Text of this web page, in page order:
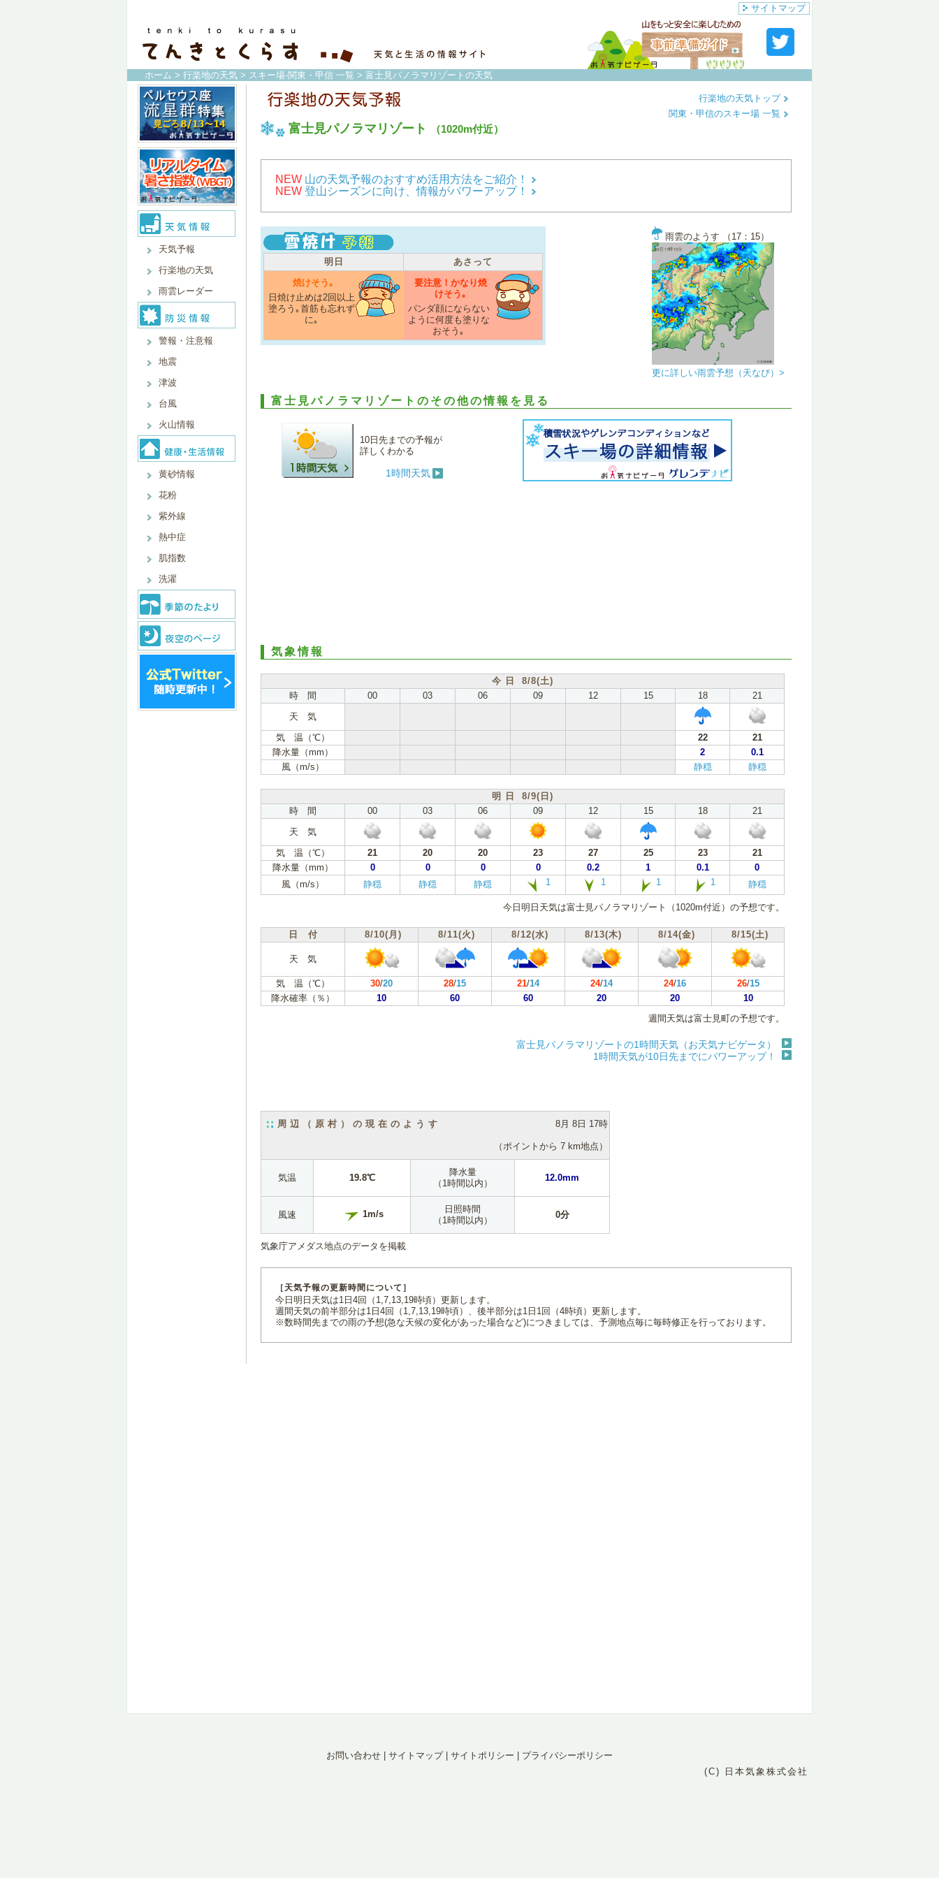
サイトマップ
ホーム > 行楽地の天気 > スキー場-関東・甲信 一覧 > 富士見パノラマリゾートの天気
天気予報
行楽地の天気
雨雲レーダー
警報・注意報
地震
津波
台風
火山情報
黄砂情報
花粉
紫外線
熱中症
肌指数
洗濯
富士見パノラマリゾート （1020m付近）
行楽地の天気トップ
関東・甲信のスキー場 一覧
NEW 山の天気予報のおすすめ活用方法をご紹介！
NEW 登山シーズンに向け、情報がパワーアップ！
明日
あさって
焼けそう｡
日焼け止めは2回以上
塗ろう｡首筋も忘れず
に｡
要注意！かなり焼
けそう｡
パンダ顔にならない
ように何度も塗りな
おそう｡
雨雲のようす （17：15）
更に詳しい雨雲予想（天なび）>
富士見パノラマリゾートのその他の情報を見る
10日先までの予報が
詳しくわかる
1時間天気
気象情報
今 日 8/8(土)
時 間
00 03 06 09 12 15 18
21
天 気
気 温（℃）
22
21
降水量（mm）
2
0.1
風（m/s）
静穏 静穏
明 日 8/9(日)
時 間
00 03 06 09 12 15 18
21
天 気
気 温（℃）
21 20 20 23 27 25 23
21
降水量（mm）
0 0 0 0 0.2 1 0.1
0
風（m/s）
静穏 静穏 静穏 1 1 1 1 静穏
今日明日天気は富士見パノラマリゾート（1020m付近）の予想です。
日 付 8/10(月) 8/11(火) 8/12(水) 8/13(木) 8/14(金) 8/15(土)
天 気
気 温（℃） 30/20 28/15 21/14 24/14 24/16 26/15
降水確率（％）
10 60 60 20 20
10
週間天気は富士見町の予想です。
富士見パノラマリゾートの1時間天気（お天気ナビゲータ）
1時間天気が10日先までにパワーアップ！
周辺（原村）の現在のようす 8月 8日 17時
（ポイントから 7 km地点）
気温 19.8℃
降水量
（1時間以内）
12.0mm
風速 1m/s
日照時間
（1時間以内）
0分
気象庁アメダス地点のデータを掲載
［天気予報の更新時間について］
今日明日天気は1日4回（1,7,13,19時頃）更新します。
週間天気の前半部分は1日4回（1,7,13,19時頃）、後半部分は1日1回（4時頃）更新します。
※数時間先までの雨の予想(急な天候の変化があった場合など)につきましては、予測地点毎に毎時修正を行っております。
お問い合わせ サイトマップ| サイトポリシー
プライバシーポリシー
(C) 日本気象株式会社